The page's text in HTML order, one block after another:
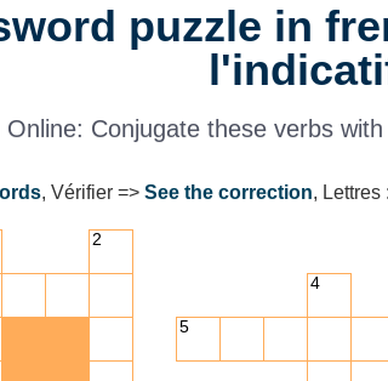
puzzle in
Online: Conjugate these verbs
, Vérifier => See the correction, Lettres :
2
5
4